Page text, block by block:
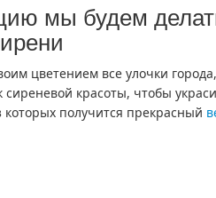
мы будем
цветением все улочки
сиреневой красоты, чтобы
получится прекрасный